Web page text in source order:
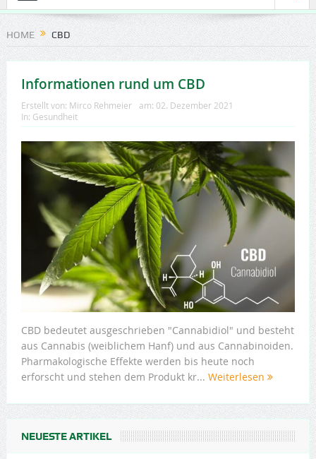
HOME CBD
Informationen rund um CBD
Erstellt von: Mirco Rehmeier am: 02. Dezember 2021
In: Gesundheit
CBD bedeutet ausgeschrieben "Cannabidiol" und besteht
aus Cannabis (weiblichem Hanf) und aus Cannabinoiden.
Pharmakologische Effekte werden bis heute noch
erforscht und stehen dem Produkt kr... Weiterlesen
NEUESTE ARTIKEL